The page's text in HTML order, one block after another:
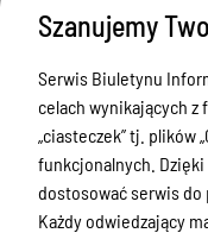
Ścieżka powrotu
Strona główna Majątek
Uchwała Nr RIO.IV-0120-92/19 składu orzekającego
Majątek i
Menu
Urząd Miejski w
Gmina Miłakowo
Szanujemy
Serwis Biuletynu
celach wynikających z
„ciasteczek” tj. plików
funkcjonalnych.
dostosować serwis do
Każdy odwiedzający